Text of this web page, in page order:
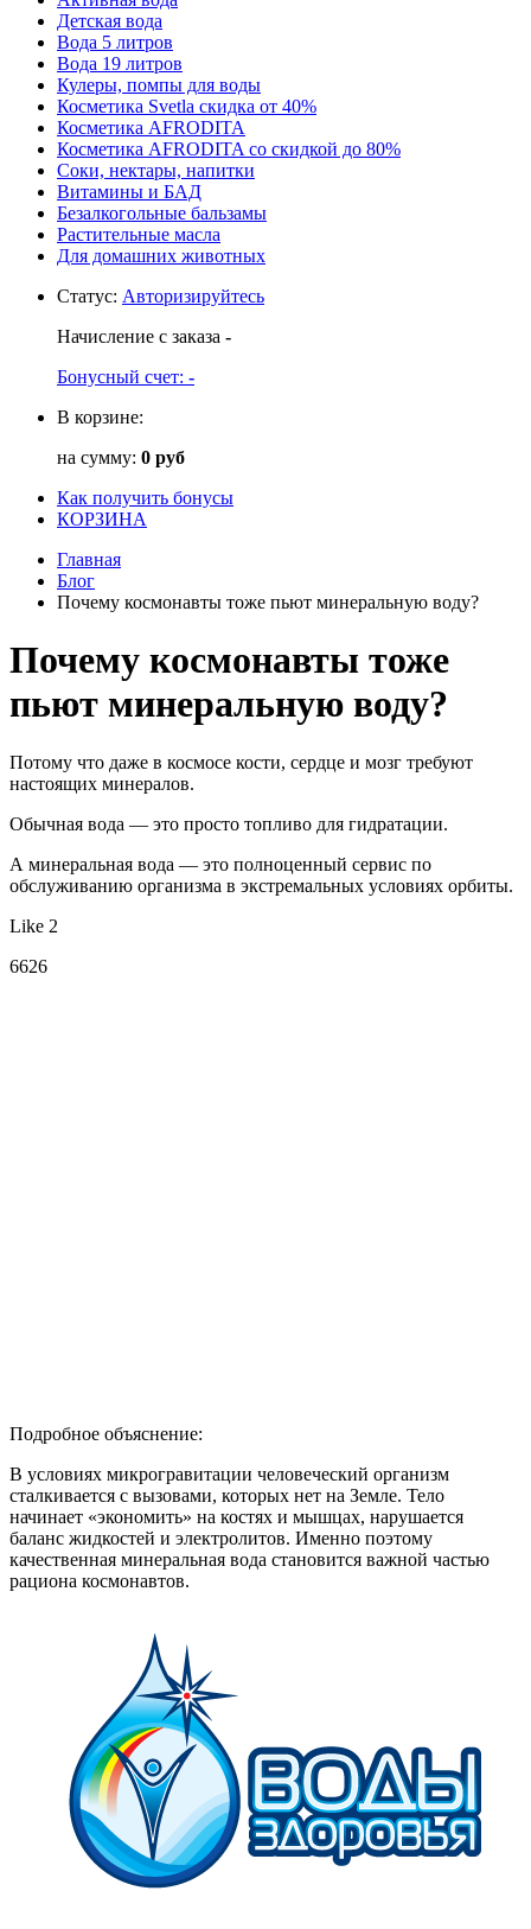
Детская вода
Вода 5 литров
Вода 19 литров
Кулеры, помпы для воды
Косметика Svetla скидка от 40%
Косметика AFRODITA
Косметика AFRODITA со скидкой до 80%
Соки, нектары, напитки
Витамины и БАД
Безалкогольные бальзамы
Растительные масла
Для домашних животных
Статус: Авторизируйтесь
Начисление с заказа -
Бонусный счет: -
В корзине:
на сумму: 0 руб
Как получить бонусы
КОРЗИНА
Главная
Блог
Почему космонавты тоже пьют минеральную воду?
Почему космонавты тоже
пьют минеральную воду?
Потому что даже в космосе кости, сердце и мозг требуют
настоящих минералов.
Обычная вода — это просто топливо для гидратации.
А минеральная вода — это полноценный сервис по
обслуживанию организма в экстремальных условиях орбиты.
Like 2
6626
Подробное объяснение:
В условиях микрогравитации человеческий организм
сталкивается с вызовами, которых нет на Земле. Тело
начинает «экономить» на костях и мышцах, нарушается
баланс жидкостей и электролитов. Именно поэтому
качественная минеральная вода становится важной частью
рациона космонавтов.